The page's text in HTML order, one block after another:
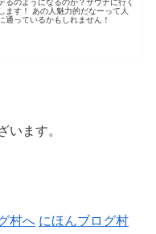
るのようになるのか？サウナに行く
ます！ あの人魅力的だなーって人
通っているかもしれません！
います。
にほんブログ村